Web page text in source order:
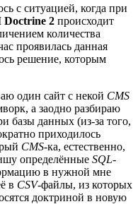
с ситуацией, когда при
Doctrine 2 происходит
количества
проявилась данная
решение, которым
один сайт с некой CMS
а заодно разбираю
базы данных (из-за того,
приходилось
CMS-ка, естественно,
определённые SQL-
в нужной мне
в CSV-файлы, из которых
доктриной в новую